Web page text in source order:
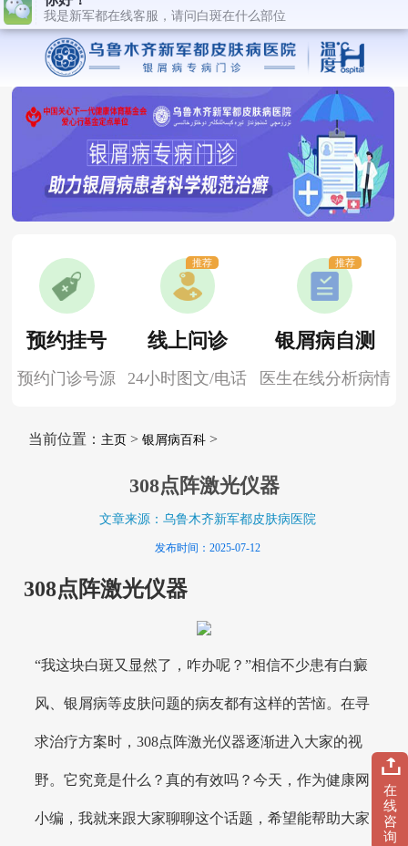
预约挂号
预约门诊号源
线上问诊
24小时图文/电话
推荐
银屑病自测
医生在线分析病情
推荐
当前位置： 主页> 银屑病百科>
308点阵激光仪器
文章来源：乌鲁木齐新军都皮肤病医院
发布时间：2025-07-12
308点阵激光仪器
“我这块白斑又显然了，咋办呢？”相信不少患有白癜
风、银屑病等皮肤问题的病友都有这样的苦恼。在寻
求治疗方案时，308点阵激光仪器逐渐进入大家的视
野。它究竟是什么？真的有效吗？今天，作为健康网
小编，我就来跟大家聊聊这个话题，希望能帮助大家
在
线
咨
询